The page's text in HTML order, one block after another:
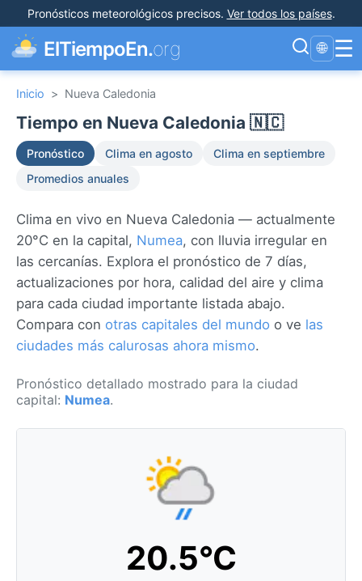
Pronósticos meteorológicos precisos. Ver todos los países.
ElTiempoEn.org 🌐 ☰
Inicio > Nueva Caledonia
Tiempo en Nueva Caledonia 🇳🇨
Pronóstico Clima en agosto
Clima en septiembre
Promedios anuales
Clima en vivo en Nueva Caledonia — actualmente
20°C en la capital, Numea, con lluvia irregular en
las cercanías. Explora el pronóstico de 7 días,
actualizaciones por hora, calidad del aire y clima
para cada ciudad importante listada abajo.
Compara con otras capitales del mundo o ve las
ciudades más calurosas ahora mismo.
Pronóstico detallado mostrado para la ciudad
capital: Numea.
20.5°C